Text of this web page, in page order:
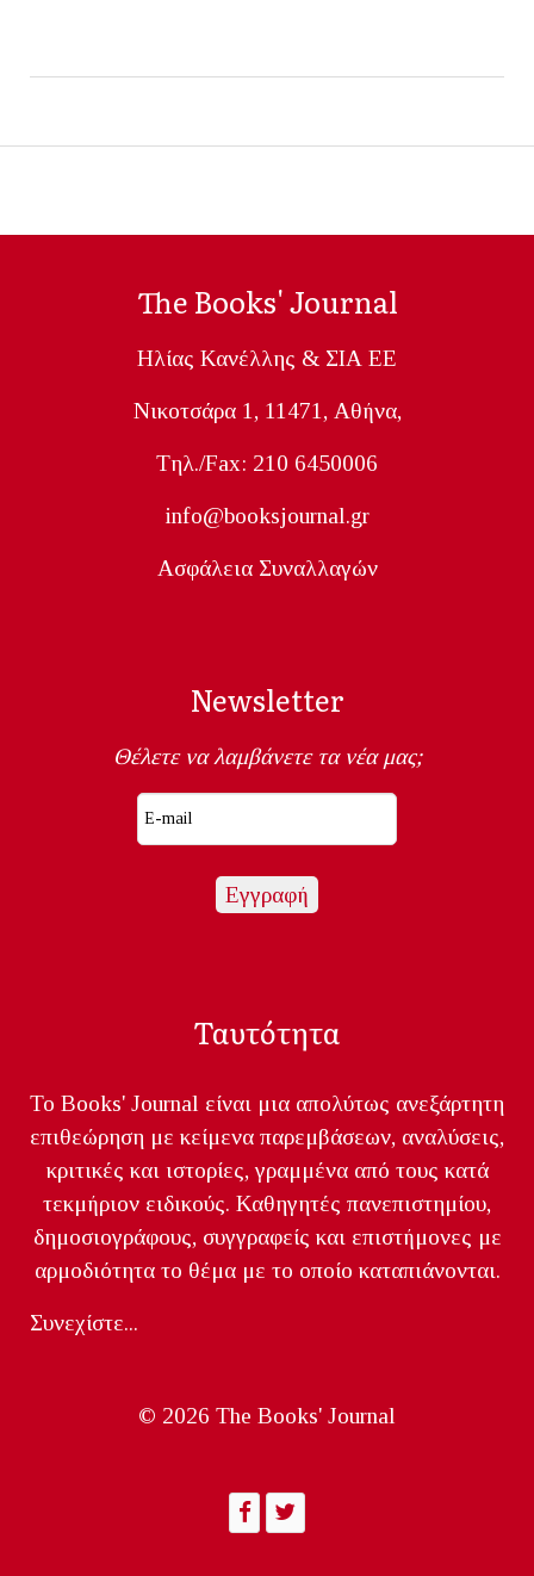
The Books' Journal
Ηλίας Κανέλλης & ΣΙΑ ΕΕ
Nικοτσάρα 1, 11471, Aθήνα,
Tηλ./Fax: 210 6450006
info@booksjournal.gr
Ασφάλεια Συναλλαγών
Newsletter
Θέλετε να λαμβάνετε τα νέα μας;
Ταυτότητα
Το Books' Journal είναι μια απολύτως ανεξάρτητη
επιθεώρηση με κείμενα παρεμβάσεων, αναλύσεις,
κριτικές και ιστορίες, γραμμένα από τους κατά
τεκμήριον ειδικούς. Καθηγητές πανεπιστημίου,
δημοσιογράφους, συγγραφείς και επιστήμονες με
αρμοδιότητα το θέμα με το οποίο καταπιάνονται.
Συνεχίστε...
© 2026 The Books' Journal